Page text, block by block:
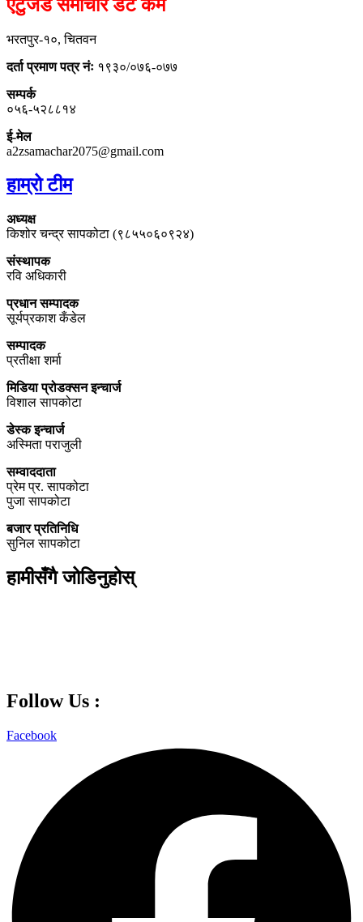
एटुजेड समाचार डट कम
भरतपुर-१०, चितवन
दर्ता प्रमाण पत्र नंः १९३०/०७६-०७७
सम्पर्क
०५६-५२८८१४
ई-मेल
a2zsamachar2075@gmail.com
हाम्रो टीम
अध्यक्ष
किशोर चन्द्र सापकोटा (९८५५०६०९२४)
संस्थापक
रवि अधिकारी
प्रधान सम्पादक
सूर्यप्रकाश कँडेल
सम्पादक
प्रतीक्षा शर्मा
मिडिया प्रोडक्सन इन्चार्ज
विशाल सापकोटा
डेस्क इन्चार्ज
अस्मिता पराजुली
सम्वाददाता
प्रेम प्र. सापकोटा
पुजा सापकोटा
बजार प्रतिनिधि
सुनिल सापकोटा
हामीसँगै जोडिनुहोस्
Follow Us :
Facebook